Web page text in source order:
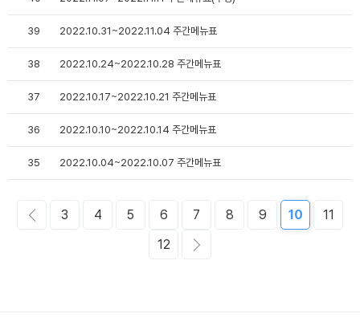
39 2022.10.31~2022.11.04 주간메뉴표
38 2022.10.24~2022.10.28 주간메뉴표
37 2022.10.17~2022.10.21 주간메뉴표
36 2022.10.10~2022.10.14 주간메뉴표
35 2022.10.04~2022.10.07 주간메뉴표
3 4 5 6 7 8 9 10
11
12